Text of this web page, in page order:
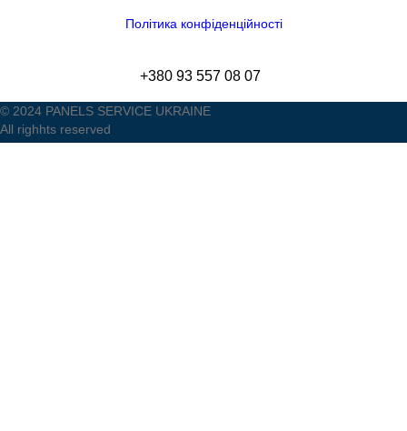
Політика конфіденційності
+380 93 557 08 07
© 2024 PANELS SERVICE UKRAINE
All righhts reserved